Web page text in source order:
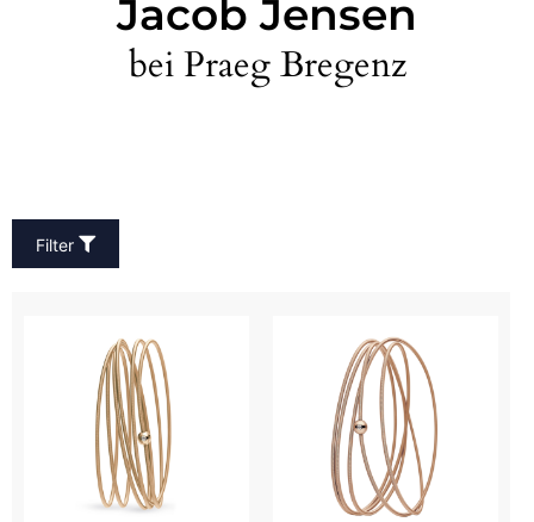
Jacob Jensen
bei Praeg Bregenz
Filter